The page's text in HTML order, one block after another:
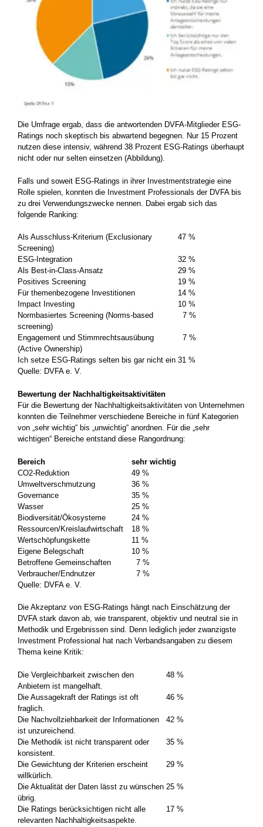
Die Umfrage ergab, dass die antwortenden DVFA-Mitglieder ESG-
Ratings noch skeptisch bis abwartend begegnen. Nur 15 Prozent
nutzen diese intensiv, während 38 Prozent ESG-Ratings überhaupt
nicht oder nur selten einsetzen (Abbildung).
Falls und soweit ESG-Ratings in ihrer Investmentstrategie eine
Rolle spielen, konnten die Investment Professionals der DVFA bis
zu drei Verwendungszwecke nennen. Dabei ergab sich das
folgende Ranking:
Als Ausschluss-Kriterium (Exclusionary
Screening)
47 %
ESG-Integration
32 %
Als Best-in-Class-Ansatz
29 %
Positives Screening
19 %
Für themenbezogene Investitionen
14 %
Impact Investing
10 %
Normbasiertes Screening (Norms-based
screening)
7 %
Engagement und Stimmrechtsausübung
(Active Ownership)
7 %
Ich setze ESG-Ratings selten bis gar nicht ein 31 %
Quelle: DVFA e. V.
Bewertung der Nachhaltigkeitsaktivitäten
Für die Bewertung der Nachhaltigkeitsaktivitäten von Unternehmen
konnten die Teilnehmer verschiedene Bereiche in fünf Kategorien
von „sehr wichtig“ bis „unwichtig“ anordnen. Für die „sehr
wichtigen“ Bereiche entstand diese Rangordnung:
Bereich
sehr wichtig
CO2-Reduktion
49 %
Umweltverschmutzung
36 %
Governance
35 %
Wasser
25 %
Biodiversität/Ökosysteme
24 %
Ressourcen/Kreislaufwirtschaft
18 %
Wertschöpfungskette
11 %
Eigene Belegschaft
10 %
Betroffene Gemeinschaften
7 %
Verbraucher/Endnutzer
7 %
Quelle: DVFA e. V.
Die Akzeptanz von ESG-Ratings hängt nach Einschätzung der
DVFA stark davon ab, wie transparent, objektiv und neutral sie in
Methodik und Ergebnissen sind. Denn lediglich jeder zwanzigste
Investment Professional hat nach Verbandsangaben zu diesem
Thema keine Kritik:
Die Vergleichbarkeit zwischen den
Anbietern ist mangelhaft.
48 %
Die Aussagekraft der Ratings ist oft
fraglich.
46 %
Die Nachvollziehbarkeit der Informationen
ist unzureichend.
42 %
Die Methodik ist nicht transparent oder
konsistent.
35 %
Die Gewichtung der Kriterien erscheint
willkürlich.
29 %
Die Aktualität der Daten lässt zu wünschen
übrig.
25 %
Die Ratings berücksichtigen nicht alle
relevanten Nachhaltigkeitsaspekte.
17 %